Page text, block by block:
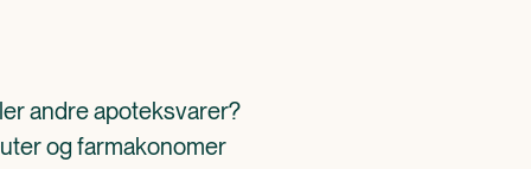
andre apoteksvarer?
og farmakonomer